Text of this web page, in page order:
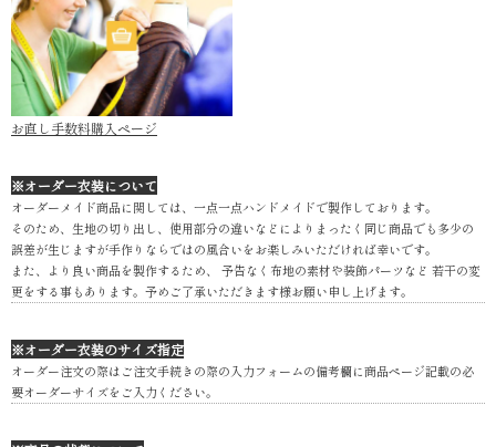
お直し手数料購入ページ
※オーダー衣装について
オーダーメイド商品に関しては、一点一点ハンドメイドで製作しております。
そのため、生地の切り出し、使用部分の違いなどによりまったく同じ商品でも多少の
誤差が生じますが手作りならではの風合いをお楽しみいただければ幸いです。
また、より良い商品を製作するため、 予告なく布地の素材や装飾パーツなど 若干の変
更をする事もあります。予めご了承いただきます様お願い申し上げます。
※オーダー衣装のサイズ指定
オーダー注文の際はご注文手続きの際の入力フォームの備考欄に商品ページ記載の必
要オーダーサイズをご入力ください。